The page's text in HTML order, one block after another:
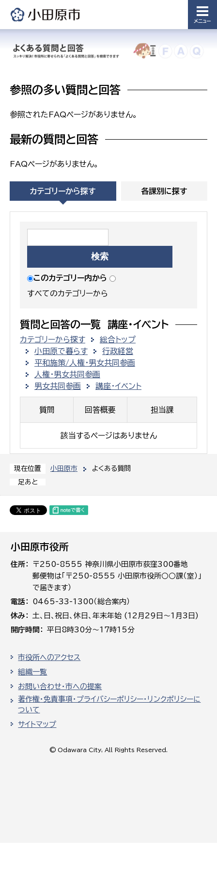
メニュー
農業委
務局
議会局
議会総務
現在位置 小田原市
よくある質問
足あと
参照の多い質問と回答
参照されたFAQページがありません。
最新の質問と回答
FAQページがありません。
カテゴリーから探す 各課別に探す
このカテゴリー内から
すべてのカテゴリーから
質問と回答の一覧 講座・イベント
カテゴリーから探す
総合トップ
小田原で暮らす
行政経営
平和施策/人権・男女共同参画
人権・男女共同参画
男女共同参画
講座・イベント
質問 回答概要 担当課
該当するページはありません
小田原市役所
住所
〒250-8555 神奈川県小田原市荻窪300番地
郵便物は「〒250-8555 小田原市役所○○課（室）」
で届きます）
電話
0465-33-1300（総合案内）
休み
土､日､祝日、休日、年末年始 (12月29日～1月3日)
開庁時間
平日8時30分～17時15分
市役所へのアクセス
組織一覧
お問い合わせ・市への提案
著作権・免責事項・プライバシーポリシー・リンクポリシーに
ついて
サイトマップ
© Odawara City, All Rights Reserved.